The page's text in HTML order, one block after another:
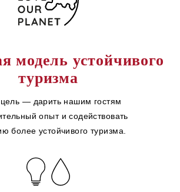
модель устойчивого
туризма
— дарить нашим гостям
опыт и содействовать
более устойчивого туризма.